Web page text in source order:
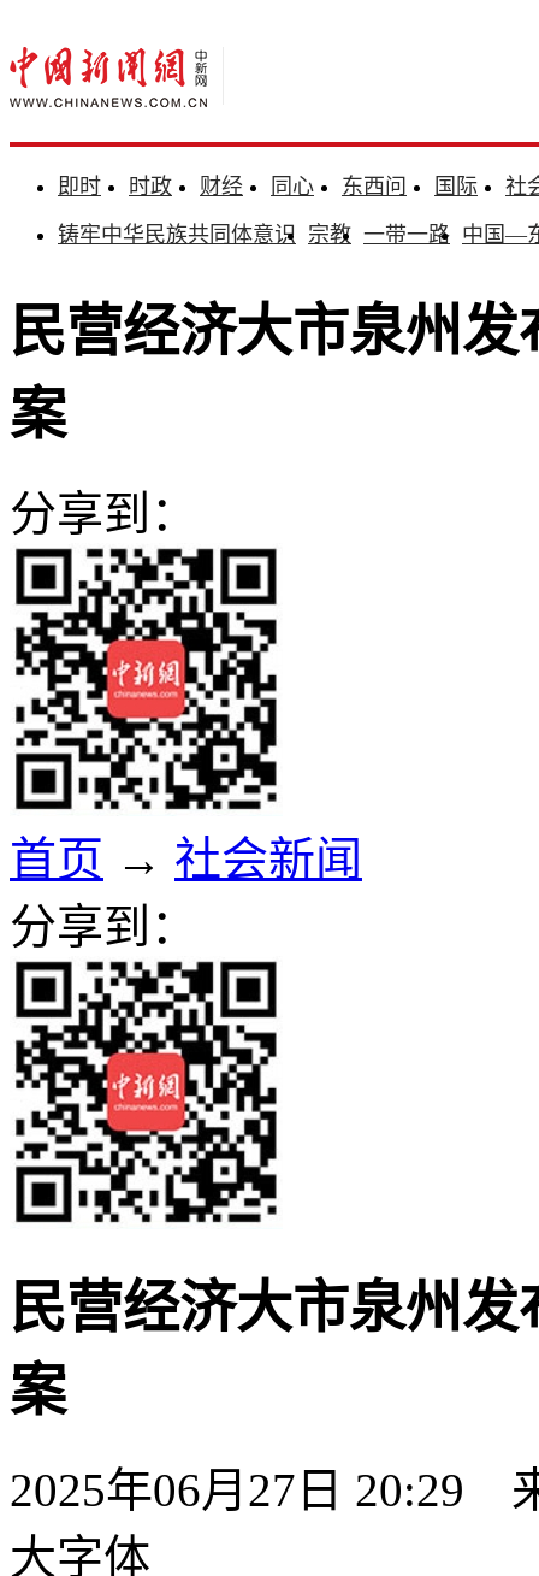
即时 时政 财经 同心 东西问 国际
社
铸牢中华民族共同体意识 宗教 一带一路 中国—
民营经济大市泉州
案
分享到：
首页 → 社会新闻
分享到：
民营经济大市泉州
案
2025年06月27日 20:29
大字体